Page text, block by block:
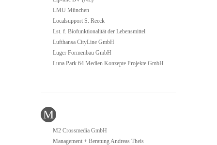
LMU München
Localsupport S. Reeck
Lst. f. Biofunktionalität der Lebensmittel
Lufthansa CityLine GmbH
Luger Formenbau GmbH
Luna Park 64 Medien Konzepte Projekte GmbH
M
M2 Crossmedia GmbH
Management + Beratung Andreas Theis